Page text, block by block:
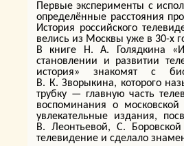
Первые эксперименты с
определённые расстояния
История российского
велись из Москвы уже в 30-х
В книге Н. А. Голядкина
становлении и развитии
история» знакомят с
В. К. Зворыкина, которого
трубку — главную часть
воспоминания о
увлекательные издания,
В. Леонтьевой, С.
телевидение и сделало